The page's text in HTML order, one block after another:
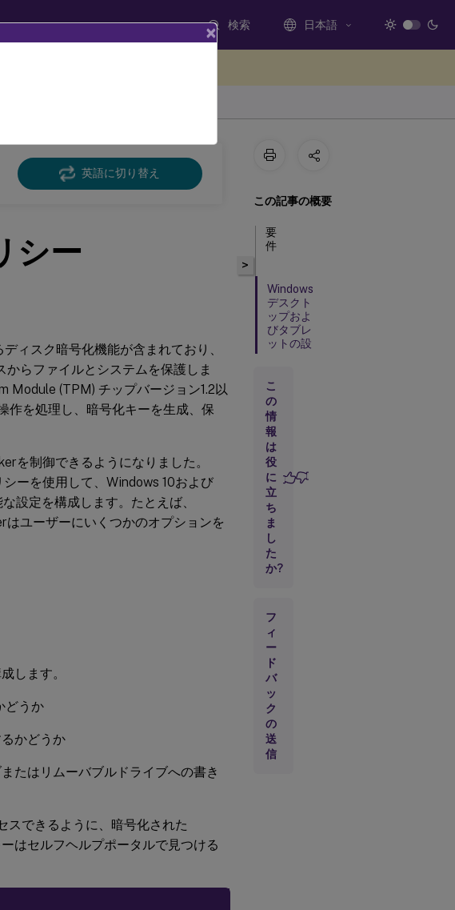
検索 日本語
英語に切り替え
シー
ィスク暗号化機能が含まれており、
らファイルとシステムを保護しま
(TPM) チップバージョン1.2以
作を処理し、暗号化キーを生成、保
を制御できるようになりました。
ーを使用して、Windows 10および
設定を構成します。たとえば、
ユーザーにいくつかのオプションを
します。
どうか
かどうか
たはリムーバブルドライブへの書き
スできるように、暗号化された
はセルフヘルプポータルで見つける
>
この記事の概要
要
件
Windows
デスクト
ップおよ
びタブレ
ットの設
こ
の
情
報
は
役
に
立
ち
ま
し
た
か?
フ
ィ
ー
ド
バ
ッ
ク
の
送
信
×